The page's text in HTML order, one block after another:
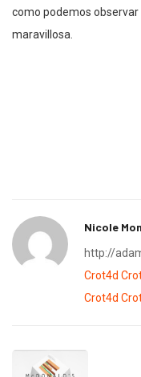
como podemos
maravillosa.
Nicole
http://
Crot4d
Crot4d